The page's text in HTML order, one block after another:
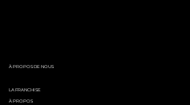
À PROPOS DE NOUS
LA FRANCHISE
À PROPOS